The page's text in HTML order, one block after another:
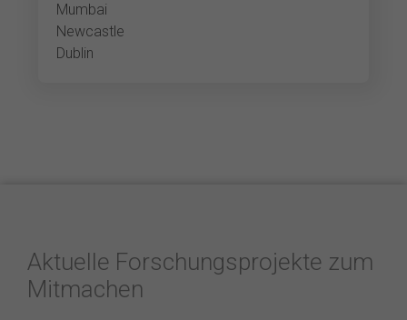
Mumbai
Newcastle
Dublin
Aktuelle Forschungsprojekte zum
Mitmachen